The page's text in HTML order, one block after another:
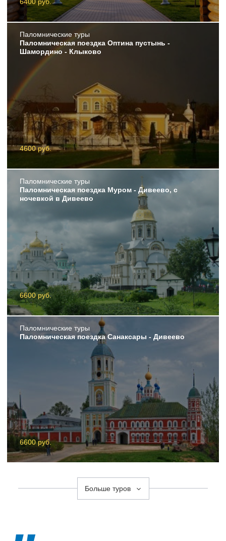
Пaломнические туры
Паломническая поездка Оптина пустынь -
Шамордино - Клыково
4600 руб.
Пaломнические туры
Паломническая поездка Муром - Дивеево, с
ночевкой в Дивеево
6600 руб.
Пaломнические туры
Паломническая поездка Санаксары - Дивеево
6600 руб.
Больше туров